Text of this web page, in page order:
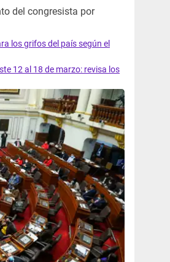
del congresista por
los grifos del país según el
12 al 18 de marzo: revisa los